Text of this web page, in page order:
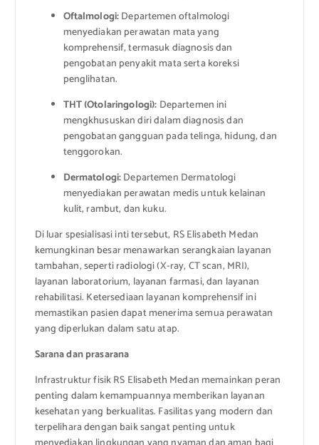
Oftalmologi:Departemen oftalmologi
menyediakan perawatan mata yang
komprehensif, termasuk diagnosis dan
pengobatan penyakit mata serta koreksi
penglihatan.
THT (Otolaringologi): Departemen ini
mengkhususkan diri dalam diagnosis dan
pengobatan gangguan pada telinga, hidung, dan
tenggorokan.
Dermatologi:Departemen Dermatologi
menyediakan perawatan medis untuk kelainan
kulit, rambut, dan kuku.
Di luar spesialisasi inti tersebut, RS Elisabeth Medan
kemungkinan besar menawarkan serangkaian layanan
tambahan, seperti radiologi (X-ray, CT scan, MRI),
layanan laboratorium, layanan farmasi, dan layanan
rehabilitasi. Ketersediaan layanan komprehensif ini
memastikan pasien dapat menerima semua perawatan
yang diperlukan dalam satu atap.
Sarana dan prasarana
Infrastruktur fisik RS Elisabeth Medan memainkan peran
penting dalam kemampuannya memberikan layanan
kesehatan yang berkualitas. Fasilitas yang modern dan
terpelihara dengan baik sangat penting untuk